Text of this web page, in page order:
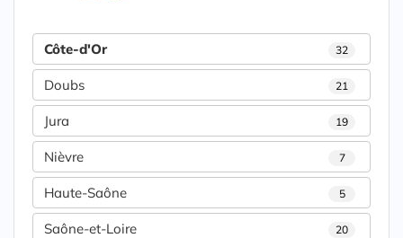
Côte-d'Or 32
Doubs 21
Jura 19
Nièvre 7
Haute-Saône 5
Saône-et-Loire 20